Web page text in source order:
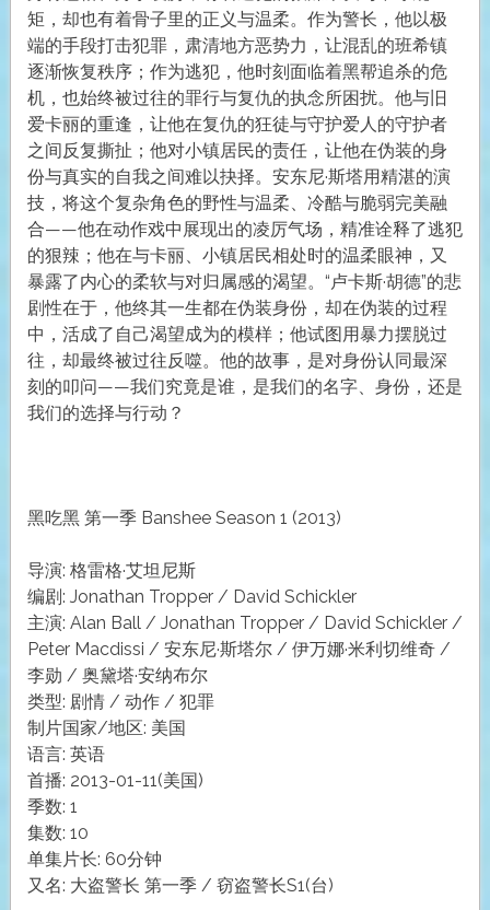
矩，却也有着骨子里的正义与温柔。作为警长，他以极
端的手段打击犯罪，肃清地方恶势力，让混乱的班希镇
逐渐恢复秩序；作为逃犯，他时刻面临着黑帮追杀的危
机，也始终被过往的罪行与复仇的执念所困扰。他与旧
爱卡丽的重逢，让他在复仇的狂徒与守护爱人的守护者
之间反复撕扯；他对小镇居民的责任，让他在伪装的身
份与真实的自我之间难以抉择。安东尼·斯塔用精湛的演
技，将这个复杂角色的野性与温柔、冷酷与脆弱完美融
合——他在动作戏中展现出的凌厉气场，精准诠释了逃犯
的狠辣；他在与卡丽、小镇居民相处时的温柔眼神，又
暴露了内心的柔软与对归属感的渴望。“卢卡斯·胡德”的悲
剧性在于，他终其一生都在伪装身份，却在伪装的过程
中，活成了自己渴望成为的模样；他试图用暴力摆脱过
往，却最终被过往反噬。他的故事，是对身份认同最深
刻的叩问——我们究竟是谁，是我们的名字、身份，还是
我们的选择与行动？
黑吃黑 第一季 Banshee Season 1 (2013)
导演: 格雷格·艾坦尼斯
编剧: Jonathan Tropper / David Schickler
主演: Alan Ball / Jonathan Tropper / David Schickler /
Peter Macdissi / 安东尼·斯塔尔 / 伊万娜·米利切维奇 /
李勋 / 奥黛塔·安纳布尔
类型: 剧情 / 动作 / 犯罪
制片国家/地区: 美国
语言: 英语
首播: 2013-01-11(美国)
季数: 1
集数: 10
单集片长: 60分钟
又名: 大盗警长 第一季 / 窃盗警长S1(台)